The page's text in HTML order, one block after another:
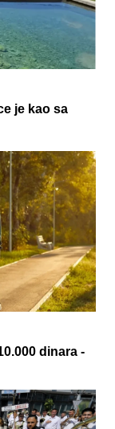
je kao sa
dinara -